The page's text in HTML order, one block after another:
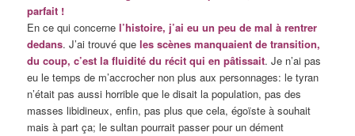
parfait !
En ce qui concerne l’histoire, j’ai eu un peu de mal à rentrer
dedans. J’ai trouvé queles scènes manquaient de transition,
du coup, c’est la fluidité du récit qui en pâtissait. Je n’ai pas
eu le temps de m’accrocher non plus aux personnages: le tyran
n’était pas aussi horrible que le disait la population, pas des
masses libidineux, enfin, pas plus que cela, égoïste à souhait
mais à part ça; le sultan pourrait passer pour un dément